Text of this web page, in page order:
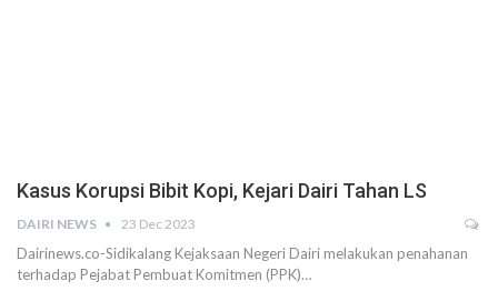
Kasus Korupsi Bibit Kopi, Kejari Dairi Tahan LS
DAIRI NEWS 23 Dec 2023
Dairinews.co-Sidikalang Kejaksaan Negeri Dairi melakukan penahanan
terhadap Pejabat Pembuat Komitmen (PPK)…